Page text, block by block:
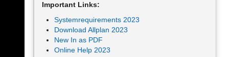
Important Links:
Systemrequirements 2023
Download Allplan 2023
New In as PDF
Online Help 2023